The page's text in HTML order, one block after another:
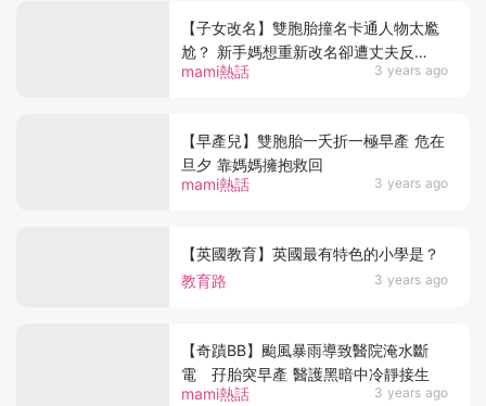
mami熱話 3 years ago
【子女改名】雙胞胎撞名卡通人物太尷
尬？ 新手媽想重新改名卻遭丈夫反
對？！
mami熱話 3 years ago
【早產兒】雙胞胎一夭折一極早產 危在
旦夕 靠媽媽擁抱救回
教育路 3 years ago
【英國教育】英國最有特色的小學是？
mami熱話 3 years ago
【奇蹟BB】颱風暴雨導致醫院淹水斷
電 孖胎突早產 醫護黑暗中冷靜接生